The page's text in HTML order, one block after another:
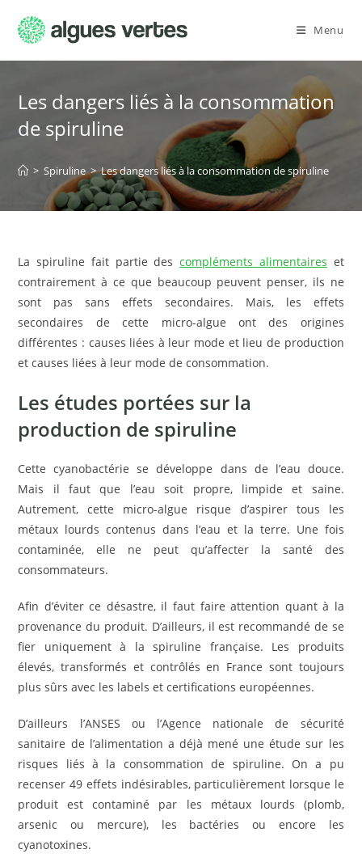
Menu
Les dangers liés à la consommation
de spiruline
> Spiruline > Les dangers liés à la consommation de spiruline
La spiruline fait partie descompléments alimentaires et
contrairement à ce que beaucoup peuvent penser, ils ne
sont pas sans effets secondaires. Mais, les effets
secondaires de cette micro-algue ont des origines
différentes : causes liées à leur mode et lieu de production
et causes liées à leur mode de consommation.
Les études portées sur la
production de spiruline
Cette cyanobactérie se développe dans de l’eau douce.
Mais il faut que l’eau soit propre, limpide et saine.
Autrement, cette micro-algue risque d’aspirer tous les
métaux lourds contenus dans l’eau et la terre. Une fois
contaminée, elle ne peut qu’affecter la santé des
consommateurs.
Afin d’éviter ce désastre, il faut faire attention quant à la
provenance du produit. D’ailleurs, il est recommandé de se
fier uniquement à la spiruline française. Les produits
élevés, transformés et contrôlés en France sont toujours
plus sûrs avec les labels et certifications européennes.
D’ailleurs l’ANSES ou l’Agence nationale de sécurité
sanitaire de l’alimentation a déjà mené une étude sur les
risques liés à la consommation de spiruline. On a pu
recenser 49 effets indésirables, particulièrement lorsque le
produit est contaminé par les métaux lourds (plomb,
arsenic ou mercure), les bactéries ou encore les
cyanotoxines.